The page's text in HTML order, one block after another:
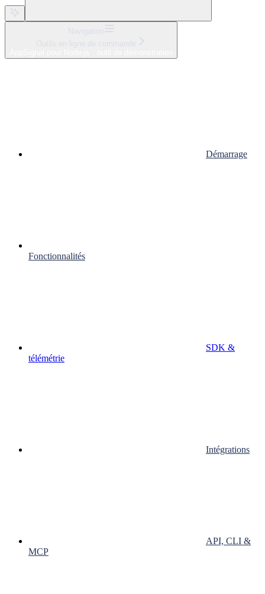
Démarrage
Fonctionnalités
SDK &
télémétrie
Intégrations
API, CLI &
MCP